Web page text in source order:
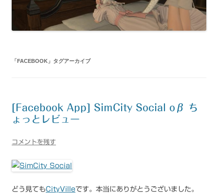
「 FACEBOOK 」タグアーカイブ
[Facebook App] SimCity Social oβ ち
ょっとレビュー
コメントを残す
どう見てもCityVilleです。本当にありがとうございました。